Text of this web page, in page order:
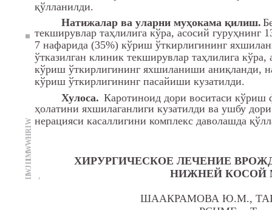
қўлланилди.
Натижалар ва уларни муҳокама қилиш.
текширувлар таҳлилига кўра, асосий гуруҳнинг
7 нафарида (35%) кўриш ўткирлигининг
ўтказилган клиник текширувлар таҳлилига
кўриш ўткирлигининг яхшиланиши аниқланди,
кўриш ўткирлигининг пасайиши кузатилди.
Хулоса. Каротиноид дори воситаси кўриш
ҳолатини яхшилаганлиги кузатилди ва ушбу
нерацияси касаллигини комплекс даволашда
ХИРУРГИЧЕСКОЕ ЛЕЧЕНИЕ
НИЖНЕЙ
ШААКРАМОВА Ю.М.,
II
W
J
II
IM
W
W
H
R
IW
■
-